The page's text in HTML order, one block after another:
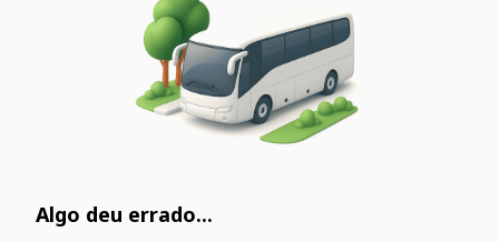
Algo deu errado...